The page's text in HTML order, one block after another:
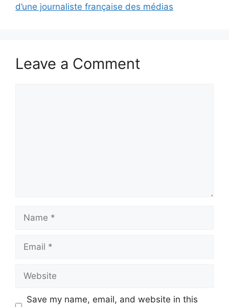
d’une journaliste française des médias
Leave a Comment
Name
Email
Website
Save my name, email, and website in this